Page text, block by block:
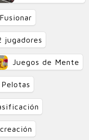
jugadores
Juegos de Mente